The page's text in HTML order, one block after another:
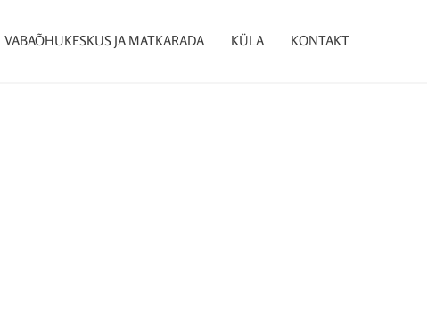
VABAÕHUKESKUS JA MATKARADA KÜLA KONTAKT